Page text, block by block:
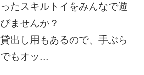
ったスキルトイをみんなで遊
びませんか？
貸出し用もあるので、手ぶら
でもオッ...